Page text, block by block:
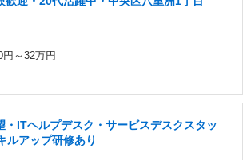
円～32万円
・ITヘルプデスク・サービスデスクスタッ
ルアップ研修あり